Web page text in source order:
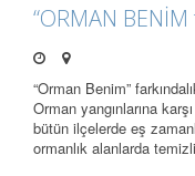
“ORMAN
“Orman Benim”
Orman yangınlarına
bütün ilçelerde eş
ormanlık alanlarda